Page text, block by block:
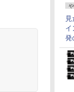
イ
発